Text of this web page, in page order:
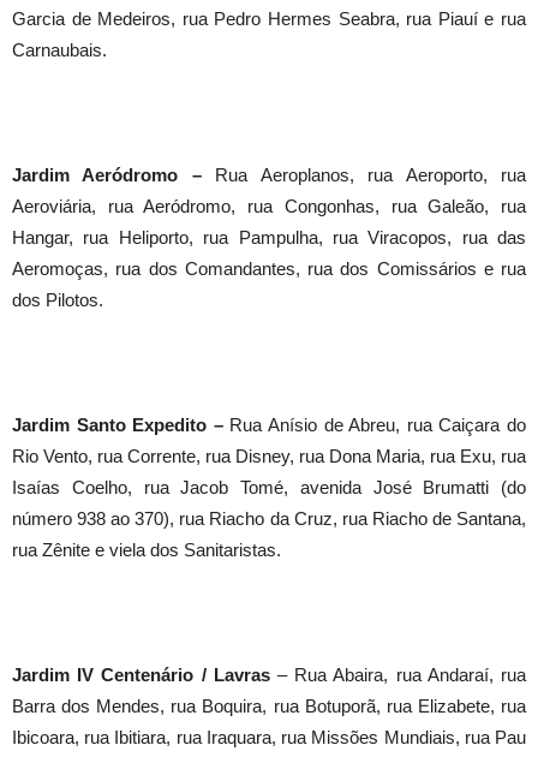
Garcia de Medeiros, rua Pedro Hermes Seabra, rua Piauí e rua
Carnaubais.
Jardim Aeródromo – Rua Aeroplanos, rua Aeroporto, rua
Aeroviária, rua Aeródromo, rua Congonhas, rua Galeão, rua
Hangar, rua Heliporto, rua Pampulha, rua Viracopos, rua das
Aeromoças, rua dos Comandantes, rua dos Comissários e rua
dos Pilotos.
Jardim Santo Expedito – Rua Anísio de Abreu, rua Caiçara do
Rio Vento, rua Corrente, rua Disney, rua Dona Maria, rua Exu, rua
Isaías Coelho, rua Jacob Tomé, avenida José Brumatti (do
número 938 ao 370), rua Riacho da Cruz, rua Riacho de Santana,
rua Zênite e viela dos Sanitaristas.
Jardim IV Centenário / Lavras – Rua Abaira, rua Andaraí, rua
Barra dos Mendes, rua Boquira, rua Botuporã, rua Elizabete, rua
Ibicoara, rua Ibitiara, rua Iraquara, rua Missões Mundiais, rua Pau